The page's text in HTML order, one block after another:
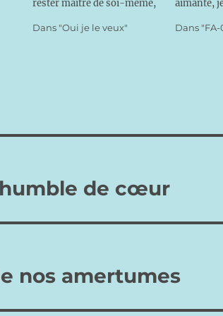
rester maître de soi-même,
autres davantage de son
Dans "Oui je le veux"
aimante,
Vous avez
Dans "FA-
de cœur
nos amertumes